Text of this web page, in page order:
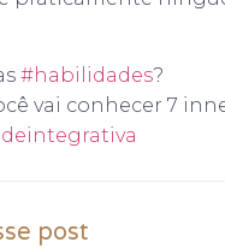
#habilidades?
vai conhecer 7
post